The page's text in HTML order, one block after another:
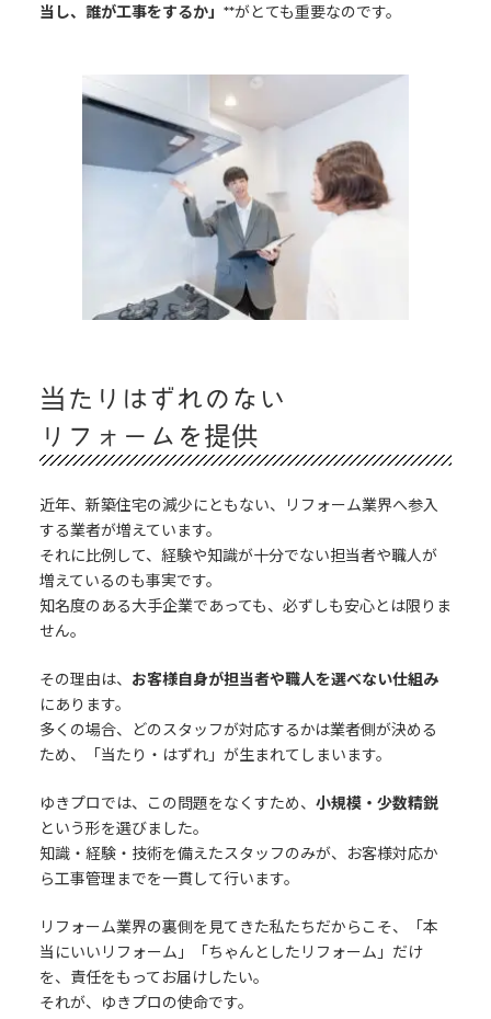
当し、誰が工事をするか」**がとても重要なのです。
当たりはずれのない
リフォームを提供
近年、新築住宅の減少にともない、リフォーム業界へ参入
する業者が増えています。
それに比例して、経験や知識が十分でない担当者や職人が
増えているのも事実です。
知名度のある大手企業であっても、必ずしも安心とは限りま
せん。
その理由は、 お客様自身が担当者や職人を選べない仕組み
にあります。
多くの場合、どのスタッフが対応するかは業者側が決める
ため、「当たり・はずれ」が生まれてしまいます。
ゆきプロでは、この問題をなくすため、 小規模・少数精鋭
という形を選びました。
知識・経験・技術を備えたスタッフのみが、お客様対応か
ら工事管理までを一貫して行います。
リフォーム業界の裏側を見てきた私たちだからこそ、「本
当にいいリフォーム」「ちゃんとしたリフォーム」だけ
を、責任をもってお届けしたい。
それが、ゆきプロの使命です。